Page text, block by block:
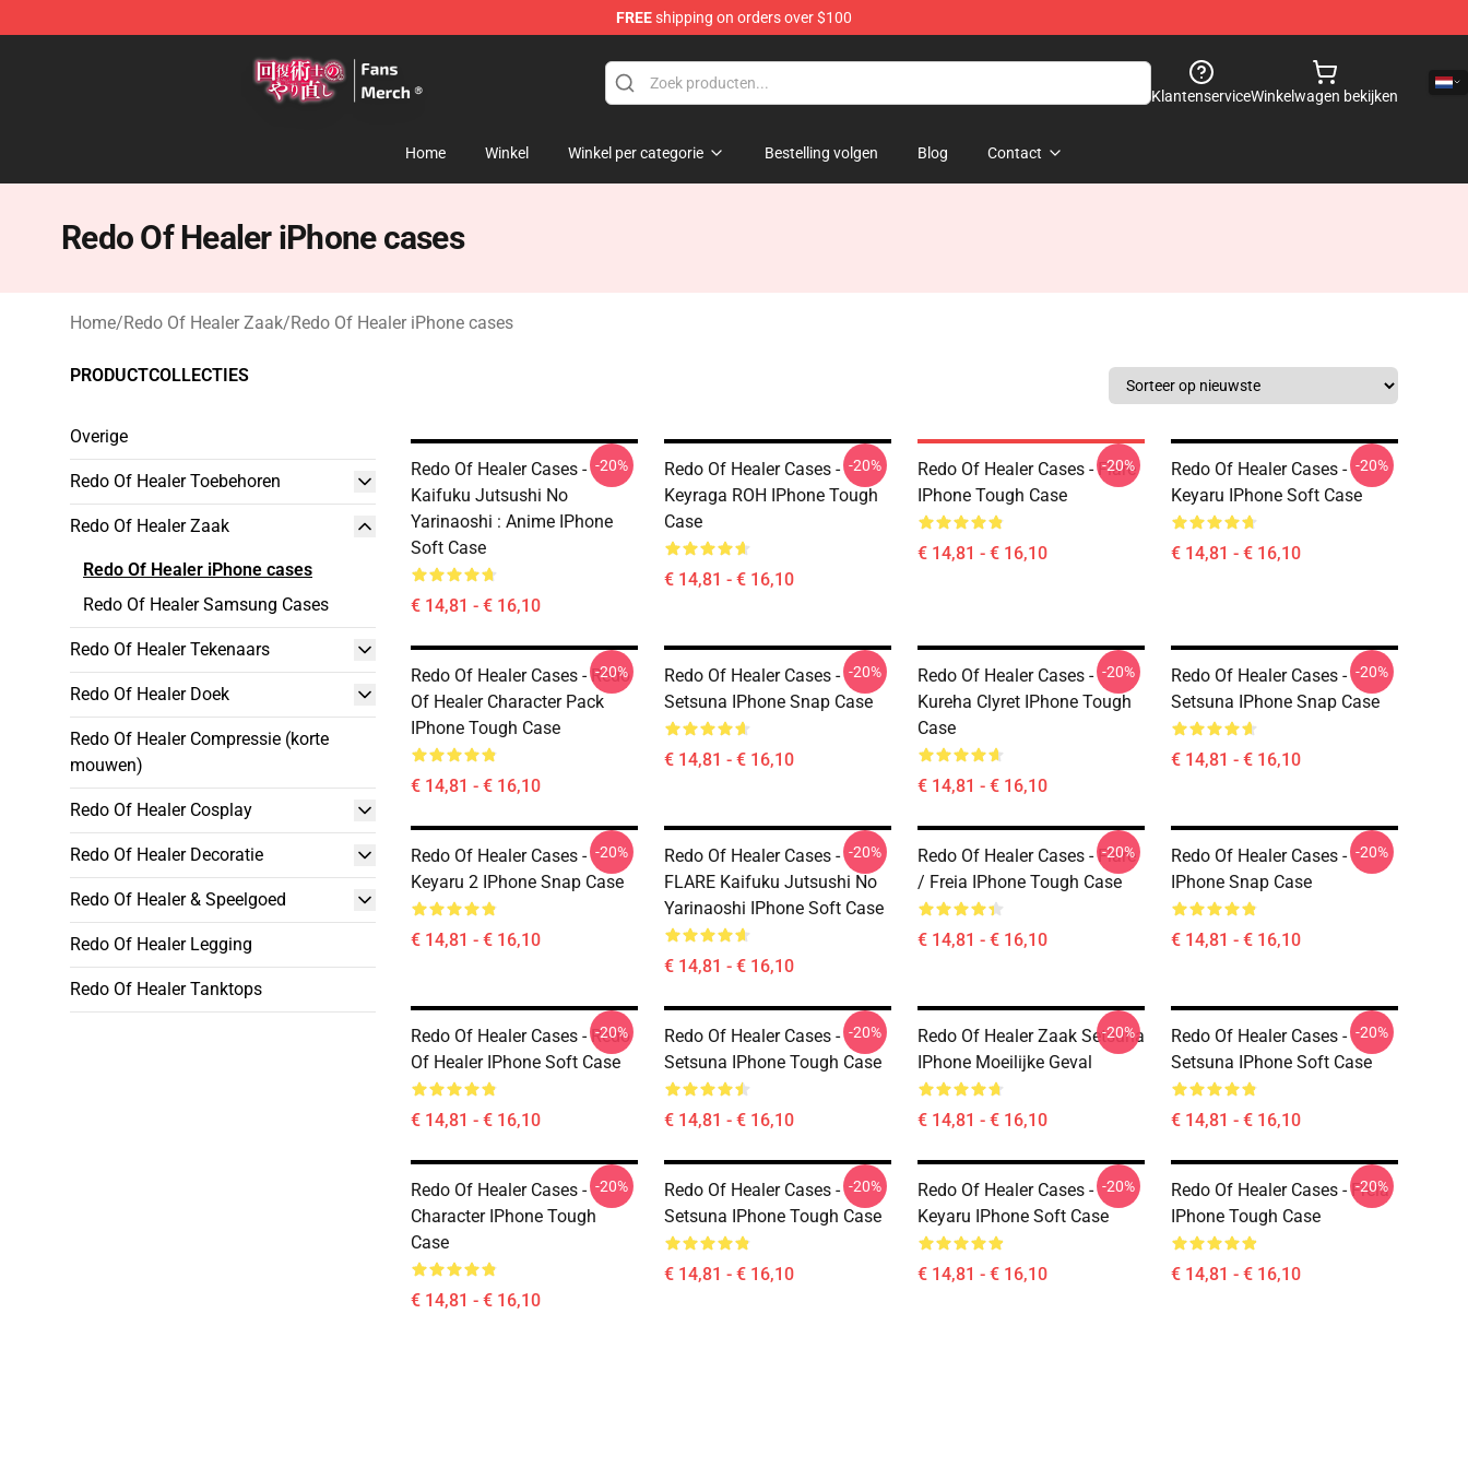
FREEshipping on orders over $100
KlantenserviceWinkelwagen bekijken
Home Winkel Winkel per categorie Bestelling volgen Blog Contact
Redo Of Healer iPhone cases
Home/Redo Of Healer Zaak/Redo Of Healer iPhone cases
PRODUCTCOLLECTIES
Overige
Redo Of Healer Toebehoren
Redo Of Healer Zaak
Redo Of Healer iPhone cases
Redo Of Healer Samsung Cases
Redo Of Healer Tekenaars
Redo Of Healer Doek
Redo Of Healer Compressie (korte
mouwen)
Redo Of Healer Cosplay
Redo Of Healer Decoratie
Redo Of Healer & Speelgoed
Redo Of Healer Legging
Redo Of Healer Tanktops
Redo Of Healer Cases -
Kaifuku Jutsushi No
Yarinaoshi : Anime IPhone
Soft Case
€ 14,81 - € 16,10
-20%
Redo Of Healer Cases -
Keyraga ROH IPhone Tough
Case
€ 14,81 - € 16,10
-20%
Redo Of Healer Cases - Flare
IPhone Tough Case
€ 14,81 - € 16,10
-20%
Redo Of Healer Cases -
Keyaru IPhone Soft Case
€ 14,81 - € 16,10
-20%
Redo Of Healer Cases - Redo
Of Healer Character Pack
IPhone Tough Case
€ 14,81 - € 16,10
-20%
Redo Of Healer Cases -
Setsuna IPhone Snap Case
€ 14,81 - € 16,10
-20%
Redo Of Healer Cases -
Kureha Clyret IPhone Tough
Case
€ 14,81 - € 16,10
-20%
Redo Of Healer Cases -
Setsuna IPhone Snap Case
€ 14,81 - € 16,10
-20%
Redo Of Healer Cases -
Keyaru 2 IPhone Snap Case
€ 14,81 - € 16,10
-20%
Redo Of Healer Cases -
FLARE Kaifuku Jutsushi No
Yarinaoshi IPhone Soft Case
€ 14,81 - € 16,10
-20%
Redo Of Healer Cases - Flare
/ Freia IPhone Tough Case
€ 14,81 - € 16,10
-20%
Redo Of Healer Cases -
IPhone Snap Case
€ 14,81 - € 16,10
-20%
Redo Of Healer Cases - Redo
Of Healer IPhone Soft Case
€ 14,81 - € 16,10
-20%
Redo Of Healer Cases -
Setsuna IPhone Tough Case
€ 14,81 - € 16,10
-20%
Redo Of Healer Zaak Setsuna
IPhone Moeilijke Geval
€ 14,81 - € 16,10
-20%
Redo Of Healer Cases -
Setsuna IPhone Soft Case
€ 14,81 - € 16,10
-20%
Redo Of Healer Cases -
Character IPhone Tough
Case
€ 14,81 - € 16,10
-20%
Redo Of Healer Cases -
Setsuna IPhone Tough Case
€ 14,81 - € 16,10
-20%
Redo Of Healer Cases -
Keyaru IPhone Soft Case
€ 14,81 - € 16,10
-20%
Redo Of Healer Cases - Freia
IPhone Tough Case
€ 14,81 - € 16,10
-20%